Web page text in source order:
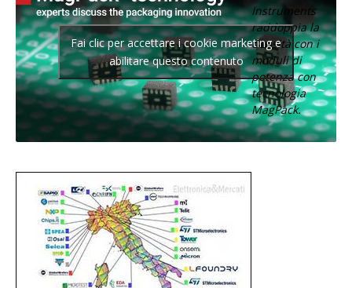
Instruments
raddoppia la
densità con i
moduli di
potenza con
tecnologia
MagPack.
Fai clic per accettare i cookie marketing e
abilitare questo contenuto